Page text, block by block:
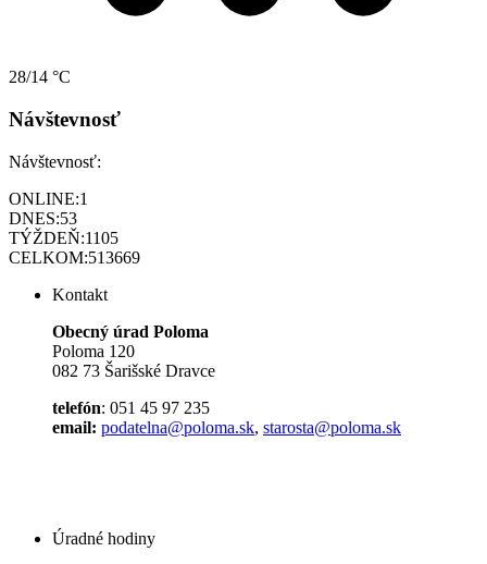
28/14 °C
Návštevnosť
Návštevnosť:
ONLINE:1
DNES:53
TÝŽDEŇ:1105
CELKOM:513669
Kontakt
Obecný úrad Poloma
Poloma 120
082 73 Šarišské Dravce
telefón: 051 45 97 235
email: podatelna@poloma.sk, starosta@poloma.sk
Úradné hodiny